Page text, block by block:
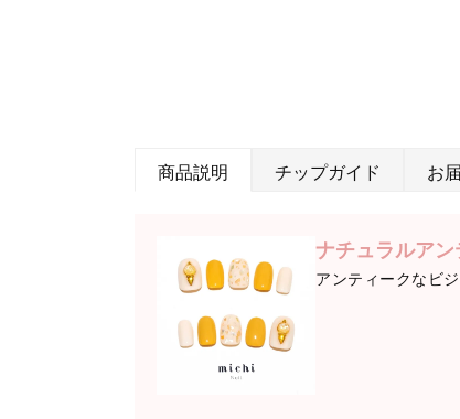
商品説明 チップガイド お
ナチュラルア
アンティークなビ